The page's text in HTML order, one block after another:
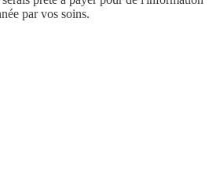
par vos soins.